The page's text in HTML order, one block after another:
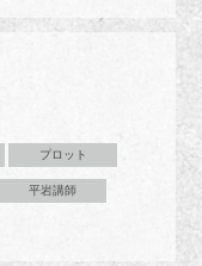
プロット
平岩講師